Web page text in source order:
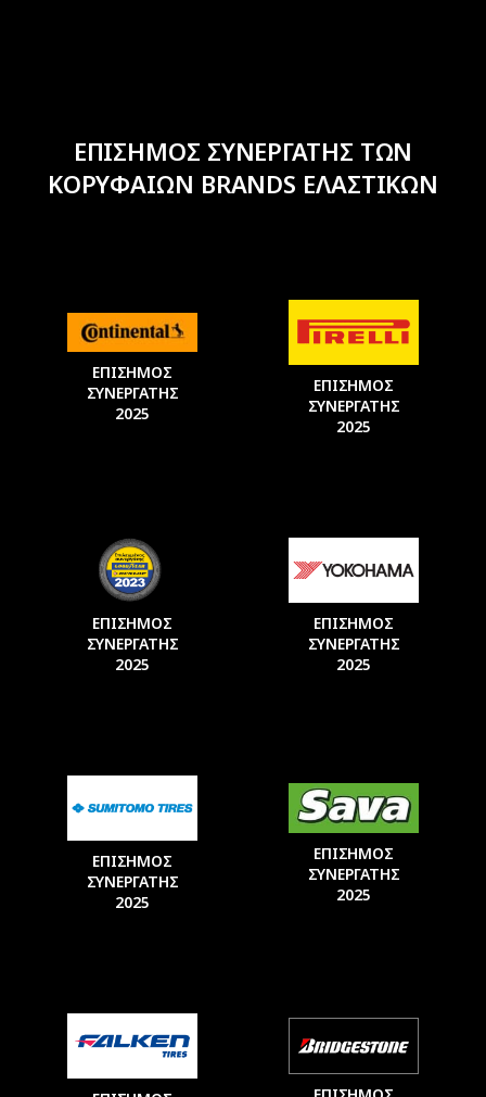
ΕΠΙΣΗΜΟΣ ΣΥΝΕΡΓΑΤΗΣ ΤΩΝ
ΚΟΡΥΦΑΙΩΝ BRANDS ΕΛΑΣΤΙΚΩΝ
ΕΠΙΣΗΜΟΣ
ΣΥΝΕΡΓΑΤΗΣ
2025
ΕΠΙΣΗΜΟΣ
ΣΥΝΕΡΓΑΤΗΣ
2025
ΕΠΙΣΗΜΟΣ
ΣΥΝΕΡΓΑΤΗΣ
2025
ΕΠΙΣΗΜΟΣ
ΣΥΝΕΡΓΑΤΗΣ
2025
ΕΠΙΣΗΜΟΣ
ΣΥΝΕΡΓΑΤΗΣ
2025
ΕΠΙΣΗΜΟΣ
ΣΥΝΕΡΓΑΤΗΣ
2025